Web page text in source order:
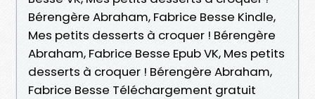
Bérengère Abraham, Fabrice Besse Kindle,
Mes petits desserts à croquer ! Bérengère
Abraham, Fabrice Besse Epub VK, Mes petits
desserts à croquer ! Bérengère Abraham,
Fabrice Besse Téléchargement gratuit